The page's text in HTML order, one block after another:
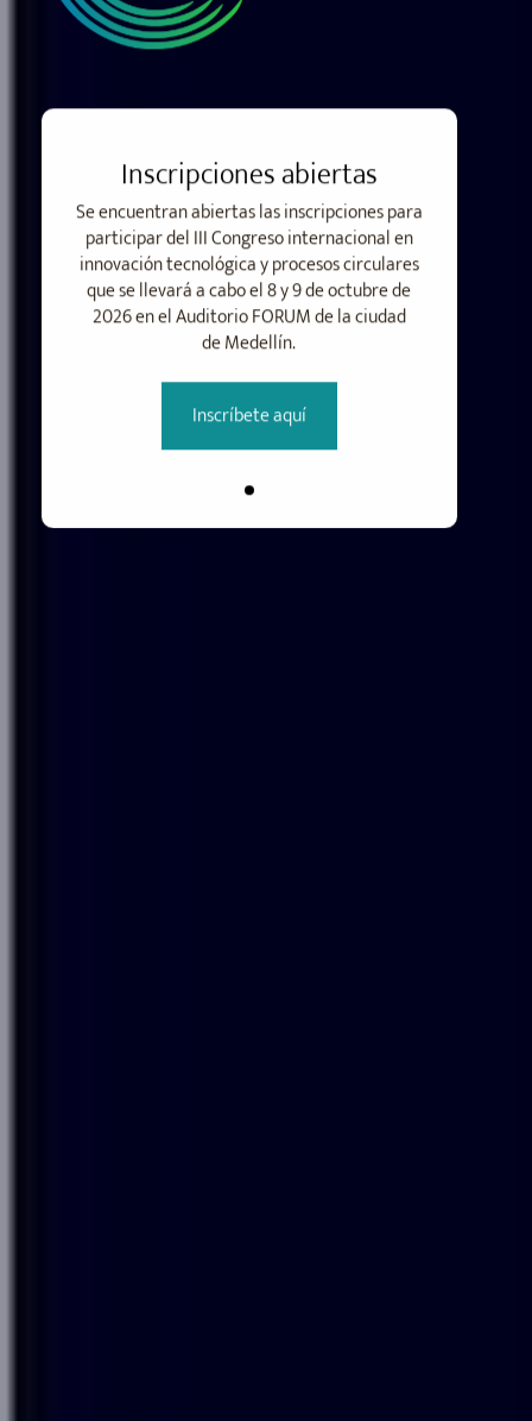
Inscripciones abiertas
Se encuentran abiertas las inscripciones para
participar del III Congreso internacional en
innovación tecnológica y procesos circulares
que se llevará a cabo el 8 y 9 de octubre de
2026 en el Auditorio FORUM de la ciudad
de Medellín.
Inscríbete aquí